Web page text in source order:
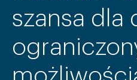
szansa dla